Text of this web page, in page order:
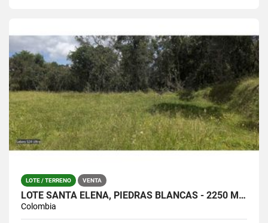
LOTE / TERRENO VENTA
LOTE SANTA ELENA, PIEDRAS BLANCAS - 2250 MTS / $380.000.0000
Colombia